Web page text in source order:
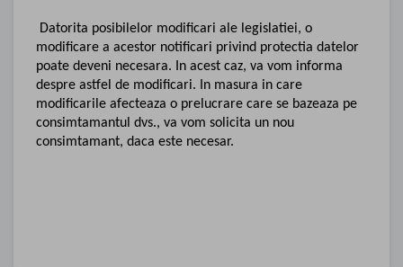
Datorita posibilelor modificari ale legislatiei, o
modificare a acestor notificari privind protectia datelor
poate deveni necesara. In acest caz, va vom informa
despre astfel de modificari. In masura in care
modificarile afecteaza o prelucrare care se bazeaza pe
consimtamantul dvs., va vom solicita un nou
consimtamant, daca este necesar.